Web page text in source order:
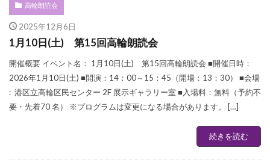
高輪朗読会
2025年12月6日
1月10日(土) 第15回高輪朗読会
開催概要 イベント名： 1月10日(土) 第15回高輪朗読会 ■開催日時：
2026年1月10日(土) ■開演：14：00～15：45（開場：13：30） ■会場
: 港区立高輪区民センター 2F 展示ギャラリー室 ■入場料：無料（予約不
要・先着70 名） ※プログラムは変更になる場合があります。 […]
続きを読む